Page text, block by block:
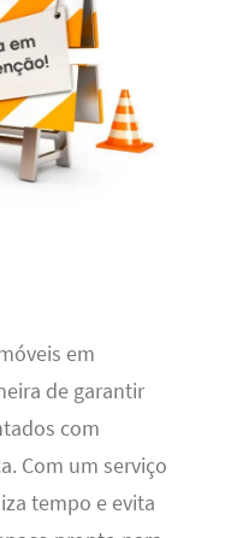
em
de garantir
com
Com um serviço
tempo e evita